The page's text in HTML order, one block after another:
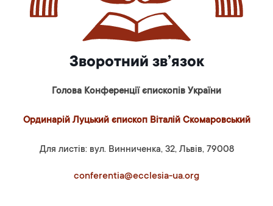
Зворотний зв’язок
Голова Конференції єпископів України
Ординарій Луцький єпископ Віталій Скомаровський
Для листів: вул. Винниченка, 32, Львів, 79008
conferentia@ecclesia-ua.org